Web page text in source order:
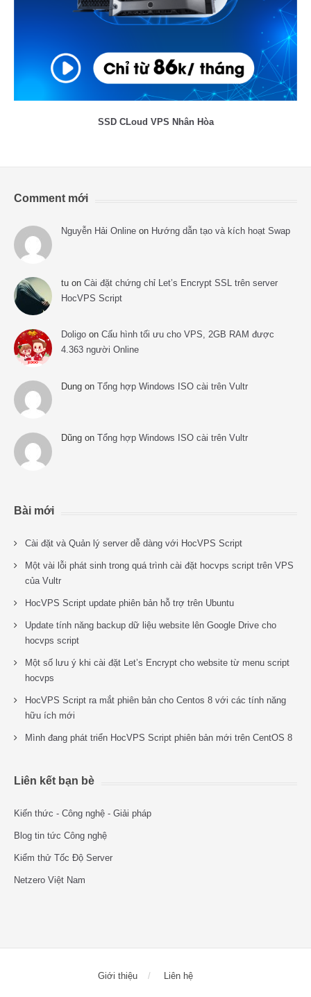
SSD CLoud VPS Nhân Hòa
Comment mới
Nguyễn Hải Online on Hướng dẫn tạo và kích hoạt Swap
tu on Cài đặt chứng chỉ Let’s Encrypt SSL trên server
HocVPS Script
Doligo on Cấu hình tối ưu cho VPS, 2GB RAM được
4.363 người Online
Dung on Tổng hợp Windows ISO cài trên Vultr
Dũng on Tổng hợp Windows ISO cài trên Vultr
Bài mới
Cài đặt và Quản lý server dễ dàng với HocVPS Script
Một vài lỗi phát sinh trong quá trình cài đặt hocvps script trên VPS
của Vultr
HocVPS Script update phiên bản hỗ trợ trên Ubuntu
Update tính năng backup dữ liệu website lên Google Drive cho
hocvps script
Một số lưu ý khi cài đặt Let’s Encrypt cho website từ menu script
hocvps
HocVPS Script ra mắt phiên bản cho Centos 8 với các tính năng
hữu ích mới
Mình đang phát triển HocVPS Script phiên bản mới trên CentOS 8
Liên kết bạn bè
Kiến thức - Công nghệ - Giải pháp
Blog tin tức Công nghệ
Kiểm thử Tốc Độ Server
Netzero Việt Nam
Giới thiệu Liên hệ